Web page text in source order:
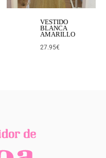
VESTIDO
BLANCA
AMARILLO
27.95€